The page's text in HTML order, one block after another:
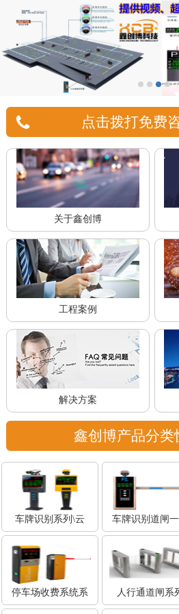
点击拨打免费
关于鑫创博
工程案例
解决方案
鑫创博产品分类
车牌识别系列\云 车牌识别道闸
停车场收费系统系 人行通道闸系